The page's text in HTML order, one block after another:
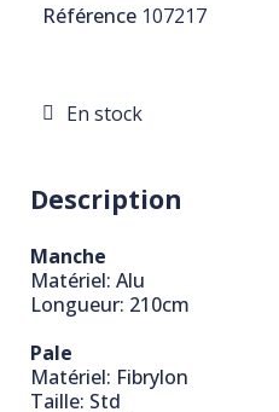
Référence 107217
En stock
Description
Manche
Matériel: Alu
Longueur: 210cm
Pale
Matériel: Fibrylon
Taille: Std